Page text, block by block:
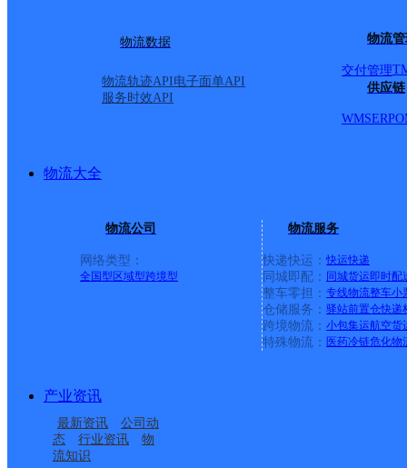
物流数据
物流轨迹API电子面单API
服务时效API
物流
交付管理
供应链
WMSERP
物流大全
物流公司
网络类型：
全国型 区域型跨境型
物流服务
快递快运： 快运快递
同城即配： 同城货运即时配
整车零担： 专线物流整车小
仓储服务： 驿站前置仓快递
跨境物流： 小包集运航空货
特殊物流： 医药冷链危化物
产业资讯
最新资讯
公司动
态
行业资讯
物
流知识
外博梦达服务部
厦门西柯三部
福建厦门岛外公司后溪